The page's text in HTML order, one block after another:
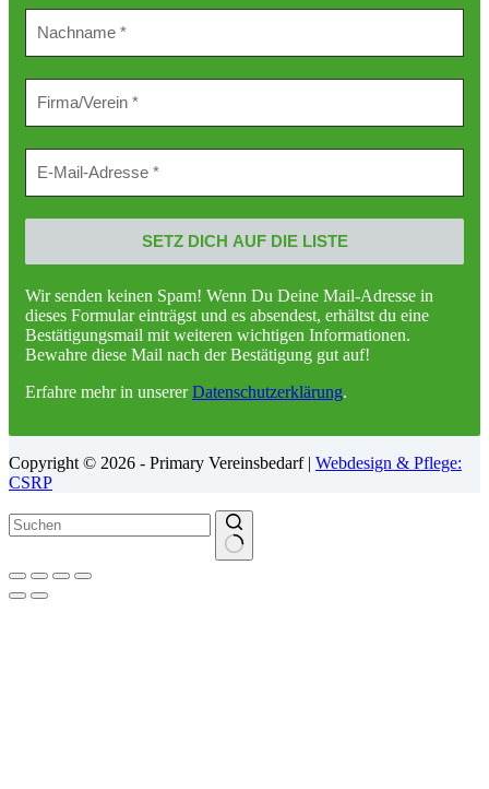
Wir senden keinen Spam! Wenn Du Deine Mail-Adresse in
dieses Formular einträgst und es absendest, erhältst du eine
Bestätigungsmail mit weiteren wichtigen Informationen.
Bewahre diese Mail nach der Bestätigung gut auf!
Erfahre mehr in unsererDatenschutzerklärung.
Copyright © 2026 - Primary Vereinsbedarf | Webdesign & Pflege:
CSRP
Keine
Ergebnisse